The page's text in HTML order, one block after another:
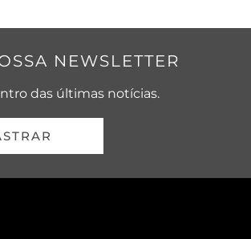
NEWSLETTER
das últimas notícias.